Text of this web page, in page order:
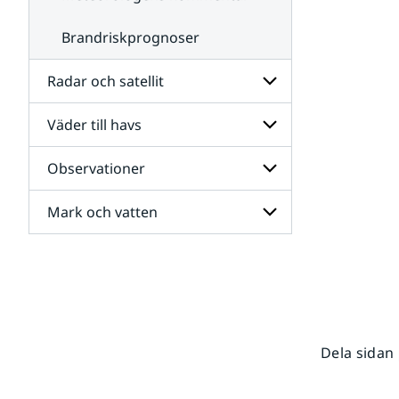
Brandriskprognoser
Radar och satellit
Undersidor
för
Radar
och
satellit
Väder till havs
Undersidor
för
Väder
till
havs
Observationer
Undersidor
för
Mark och vatten
Dela sidan